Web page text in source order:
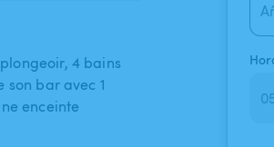
4 bains
son bar avec 1
enceinte